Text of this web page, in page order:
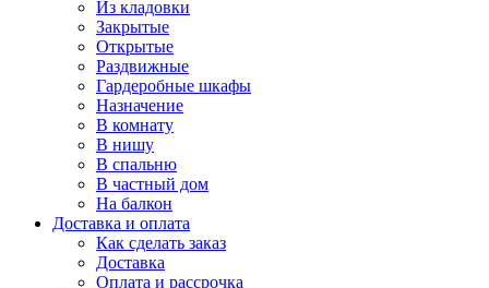
Из кладовки
Закрытые
Открытые
Раздвижные
Гардеробные шкафы
Назначение
В комнату
В нишу
В спальню
В частный дом
На балкон
Доставка и оплата
Как сделать заказ
Доставка
Оплата и рассрочка